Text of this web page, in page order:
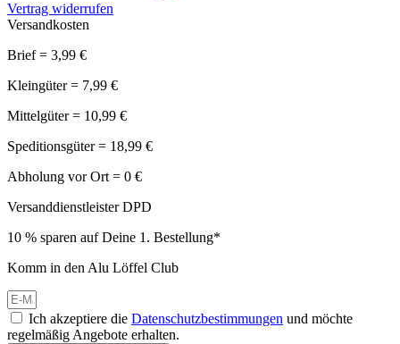
Vertrag widerrufen
Versandkosten
Brief = 3,99 €
Kleingüter = 7,99 €
Mittelgüter = 10,99 €
Speditionsgüter = 18,99 €
Abholung vor Ort = 0 €
Versanddienstleister DPD
10 % sparen auf Deine 1. Bestellung*
Komm in den Alu Löffel Club
Ich akzeptiere die Datenschutzbestimmungen und möchte
regelmäßig Angebote erhalten.